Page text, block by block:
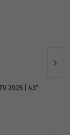
2025 | 43"